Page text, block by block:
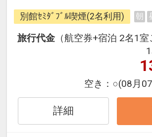
できるダイナミックパッ
ら、一都市滞在はもちろ
にも最適！
旅行期間中の1泊だけの
泊・飛び泊なども自由自
フライトは、安心のJAL
JALグループ）確約！フ
ル50%貯まります。
オプションでレンタカー
通・体験プランなどの追
別館ｾﾐﾀﾞﾌﾞﾙ喫煙(2名利用) 朝
旅行代金 （航空券+宿泊 2名1
空き： ○(08月
詳細